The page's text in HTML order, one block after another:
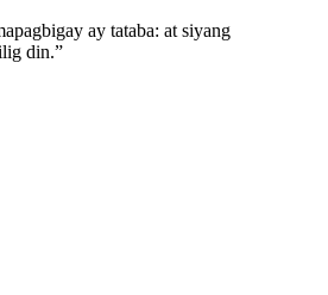
ay tataba: at siyang
din.”